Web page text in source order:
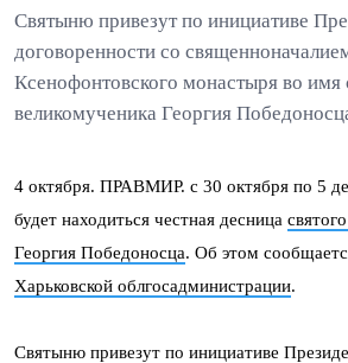
Святыню привезут по инициативе
договоренности со
Ксенофонтовского монастыря во имя
великомученика Георгия
4 октября. ПРАВМИР. с 30 октября по 5
будет находиться честная десница
Георгия Победоносца. Об этом
Харьковской облгосадминистрации.
Святыню привезут по инициативе